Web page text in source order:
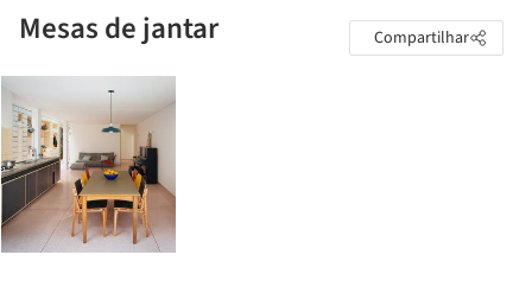
Mesas de jantar Compartilhar